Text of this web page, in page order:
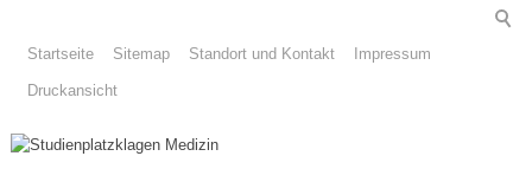
Startseite Sitemap Standort und Kontakt Impressum
Druckansicht